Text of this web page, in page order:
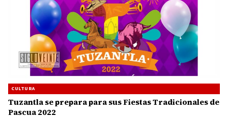
CULTURA
Tuzantla se prepara para sus Fiestas Tradicionales de
Pascua 2022